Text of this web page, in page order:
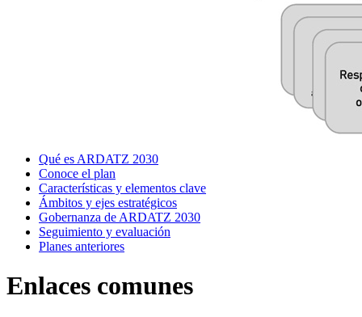
Qué es ARDATZ 2030
Conoce el plan
Características y elementos clave
Ámbitos y ejes estratégicos
Gobernanza de ARDATZ 2030
Seguimiento y evaluación
Planes anteriores
Enlaces comunes